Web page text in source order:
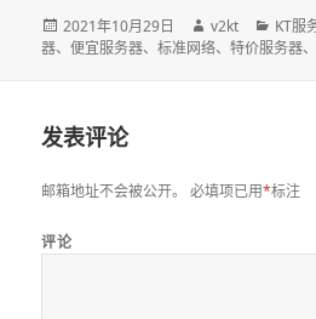
发
布
2021年10月29日
作
者
v2kt
分
类
KT服
器、便宜服务器、标准网络、特价服务器
发表评论
邮箱地址不会被公开。 必填项已用*标注
评论